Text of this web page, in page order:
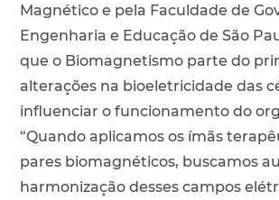
Magnético e pela Faculdade de
Engenharia e Educação de São
que o Biomagnetismo parte do
alterações na bioeletricidade das
influenciar o funcionamento do
“Quando aplicamos os ímãs
pares biomagnéticos, buscamos
harmonização desses campos